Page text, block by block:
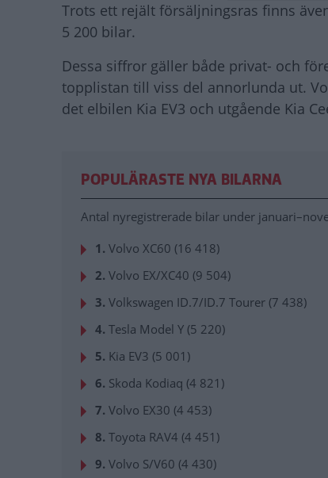
Trots ett rejält försäljningsras finns
5 200 bilar.
Dessa siffror gäller både privat- och
topplistan till viss del annorlunda ut.
det elbilen Kia EV3 och utgående Kia
POPULÄRASTE NYA BILARNA
Antal nyregistrerade bilar under
1. Volvo XC60 (16 418)
2. Volvo EX/XC40 (9 504)
3. Volkswagen ID.7/ID.7 Tourer (7 438)
4. Tesla Model Y (5 220)
5. Kia EV3 (5 001)
6. Skoda Kodiaq (4 821)
7. Volvo EX30 (4 453)
8. Toyota RAV4 (4 451)
9. Volvo S/V60 (4 430)